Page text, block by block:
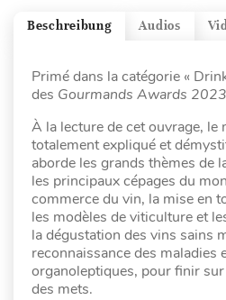
Audios
Beschreibung
Primé dans la catégorie «
des Gourmands Awards 2023
À la lecture de cet ouvrage, le
totalement expliqué et
aborde les grands thèmes de
les principaux cépages du
commerce du vin, la mise en
les modèles de viticulture et
la dégustation des vins sains
reconnaissance des maladies
organoleptiques, pour finir
des mets.